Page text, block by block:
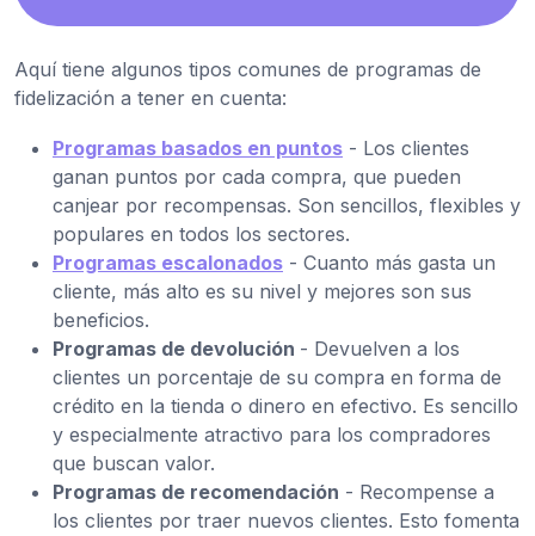
Aquí tiene algunos tipos comunes de programas de
fidelización a tener en cuenta:
Programas basados en puntos - Los clientes
ganan puntos por cada compra, que pueden
canjear por recompensas. Son sencillos, flexibles y
populares en todos los sectores.
Programas escalonados - Cuanto más gasta un
cliente, más alto es su nivel y mejores son sus
beneficios.
Programas de devolución - Devuelven a los
clientes un porcentaje de su compra en forma de
crédito en la tienda o dinero en efectivo. Es sencillo
y especialmente atractivo para los compradores
que buscan valor.
Programas de recomendación - Recompense a
los clientes por traer nuevos clientes. Esto fomenta